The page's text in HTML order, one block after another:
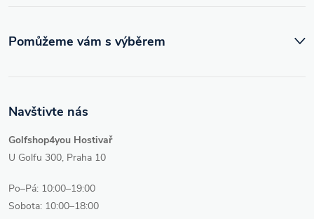
ý
s
u
Navštivte nás
Golfshop4you Hostivař
U Golfu 300, Praha 10
Po–Pá: 10:00–19:00
Sobota: 10:00–18:00
Pomůžeme vám s výběrem